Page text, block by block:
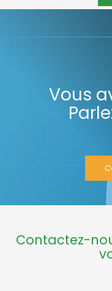
Vous
Contactez-